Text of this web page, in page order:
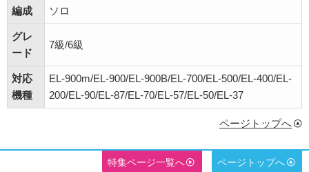
編成 ソロ
グレ
ード
7級/6級
対応
機種
EL-900m/EL-900/EL-900B/EL-700/EL-500/EL-400/EL-
200/EL-90/EL-87/EL-70/EL-57/EL-50/EL-37
ページトップへ
特集ページ一覧へ ページトップへ